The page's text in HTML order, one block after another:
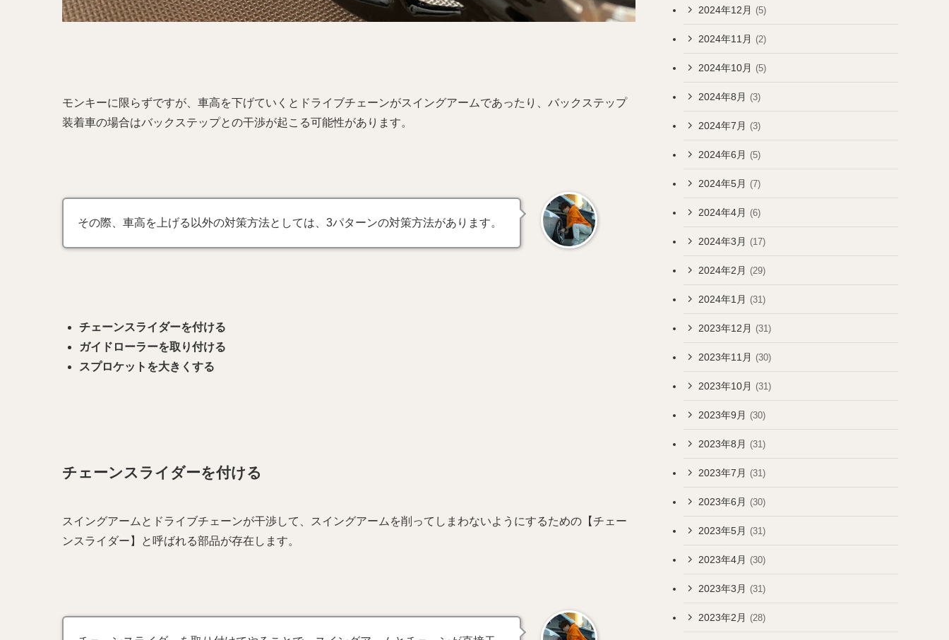
モンキーに限らずですが、車高を下げていくとドライブチェーンがスイングアームであったり、バックステップ
装着車の場合はバックステップとの干渉が起こる可能性があります。
その際、車高を上げる以外の対策方法としては、3パターンの対策方法があります。
チェーンスライダーを付ける
ガイドローラーを取り付ける
スプロケットを大きくする
チェーンスライダーを付ける
スイングアームとドライブチェーンが干渉して、スイングアームを削ってしまわないようにするための【チェー
ンスライダー】と呼ばれる部品が存在します。
2024年12月 (5)
2024年11月 (2)
2024年10月 (5)
2024年8月 (3)
2024年7月 (3)
2024年6月 (5)
2024年5月 (7)
2024年4月 (6)
2024年3月 (17)
2024年2月 (29)
2024年1月 (31)
2023年12月 (31)
2023年11月 (30)
2023年10月 (31)
2023年9月 (30)
2023年8月 (31)
2023年7月 (31)
2023年6月 (30)
2023年5月 (31)
2023年4月 (30)
2023年3月 (31)
2023年2月 (28)